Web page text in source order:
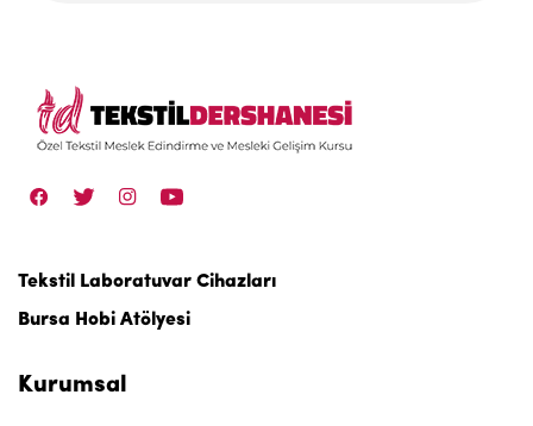
Tekstil Laboratuvar Cihazları
Bursa Hobi Atölyesi
Kurumsal